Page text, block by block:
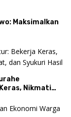
Maksimalkan
Nikmati